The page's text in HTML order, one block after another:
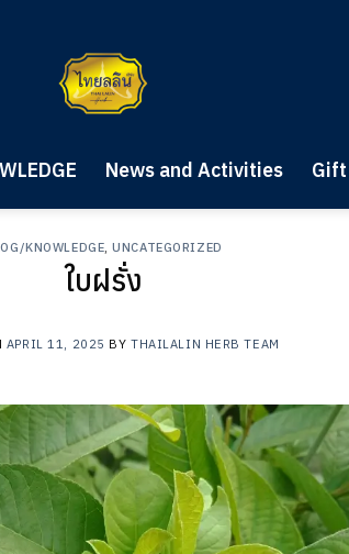
News and Activities Gift
KNOWLEDGE,UNCATEGORIZED
ใบฝรั่ง
APRIL 11, 2025 BYTHAILALIN HERB TEAM